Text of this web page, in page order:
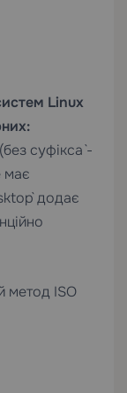
Linux
суфікса `-
має
додає
метод ISO